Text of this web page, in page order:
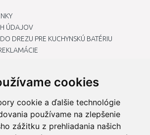
cookies
cookie a ďalšie technológie
používame na zlepšenie
zážitku z prehliadania našich
ÚDAJOV
DREZU PRE KUCHYNSKÚ BATÉRIU
COOKIES